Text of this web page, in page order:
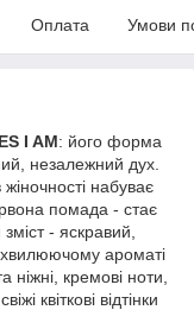
Оплата Умови
I AM: його форма
незалежний дух.
набуває
помада - стає
- яскравий,
ароматі
ніжні, кремові ноти,
квіткові відтінки